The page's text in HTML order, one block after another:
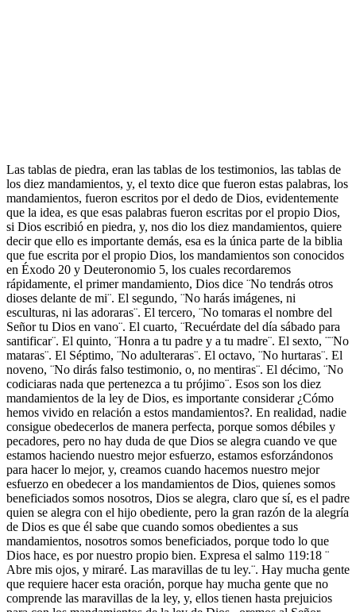
Las tablas de piedra, eran las tablas de los testimonios, las tablas de
los diez mandamientos, y, el texto dice que fueron estas palabras, los
mandamientos, fueron escritos por el dedo de Dios, evidentemente
que la idea, es que esas palabras fueron escritas por el propio Dios,
si Dios escribió en piedra, y, nos dio los diez mandamientos, quiere
decir que ello es importante demás, esa es la única parte de la biblia
que fue escrita por el propio Dios, los mandamientos son conocidos
en Éxodo 20 y Deuteronomio 5, los cuales recordaremos
rápidamente, el primer mandamiento, Dios dice ¨No tendrás otros
dioses delante de mi¨. El segundo, ¨No harás imágenes, ni
esculturas, ni las adoraras¨. El tercero, ¨No tomaras el nombre del
Señor tu Dios en vano¨. El cuarto, ¨Recuérdate del día sábado para
santificar¨. El quinto, ¨Honra a tu padre y a tu madre¨. El sexto, ¨¨No
mataras¨. El Séptimo, ¨No adulteraras¨. El octavo, ¨No hurtaras¨. El
noveno, ¨No dirás falso testimonio, o, no mentiras¨. El décimo, ¨No
codiciaras nada que pertenezca a tu prójimo¨. Esos son los diez
mandamientos de la ley de Dios, es importante considerar ¿Cómo
hemos vivido en relación a estos mandamientos?. En realidad, nadie
consigue obedecerlos de manera perfecta, porque somos débiles y
pecadores, pero no hay duda de que Dios se alegra cuando ve que
estamos haciendo nuestro mejor esfuerzo, estamos esforzándonos
para hacer lo mejor, y, creamos cuando hacemos nuestro mejor
esfuerzo en obedecer a los mandamientos de Dios, quienes somos
beneficiados somos nosotros, Dios se alegra, claro que sí, es el padre
quien se alegra con el hijo obediente, pero la gran razón de la alegría
de Dios es que él sabe que cuando somos obedientes a sus
mandamientos, nosotros somos beneficiados, porque todo lo que
Dios hace, es por nuestro propio bien. Expresa el salmo 119:18 ¨
Abre mis ojos, y miraré. Las maravillas de tu ley.¨. Hay mucha gente
que requiere hacer esta oración, porque hay mucha gente que no
comprende las maravillas de la ley, y, ellos tienen hasta prejuicios